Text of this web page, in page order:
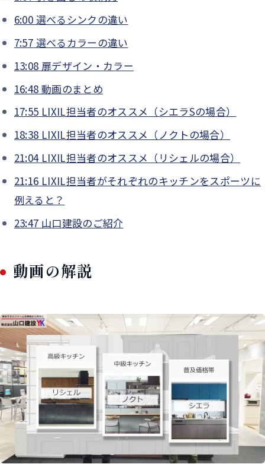
6:00 選べるシンクの違い
7:57 選べるカラーの違い
13:08 扉デザイン・カラー
16:48 動画のまとめ
17:55 LIXIL担当者のオススメ（シエラSの場合）
18:38 LIXIL担当者のオススメ（ノクトの場合）
21:04LIXIL担当者のオススメ（リシェルの場合）
21:16 LIXIL担当者がそれぞれのキッチンをスポーツに
例えると？
23:47 山口建設のご紹介
動画の解説